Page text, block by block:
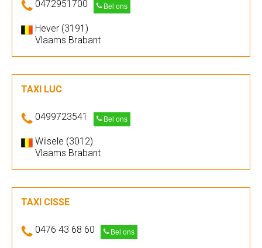
0472951700 Bel ons
Hever (3191)
Vlaams Brabant
TAXI LUC
0499723541 Bel ons
Wilsele (3012)
Vlaams Brabant
TAXI CISSE
0476 43 68 60 Bel ons